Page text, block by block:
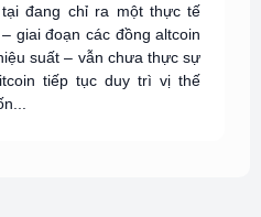
đang chỉ ra một thực tế
giai đoạn các đồng altcoin
suất – vẫn chưa thực sự
tiếp tục duy trì vị thế